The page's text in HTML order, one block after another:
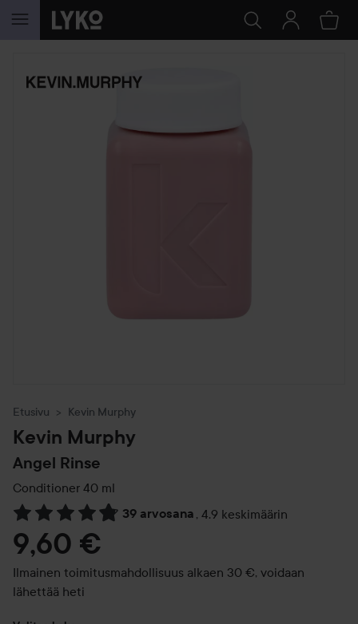
SIIRTYÄ JHK SISÄLTÖÖN
Etusivu Kevin Murphy
Kevin Murphy
Angel Rinse
Conditioner 40 ml
39 arvosana , 4.9 keskimäärin
Siirtyä jhk Arvosana & kommentit
9,60 €
Ilmainen toimitusmahdollisuus alkaen 30 €, voidaan
lähettää heti